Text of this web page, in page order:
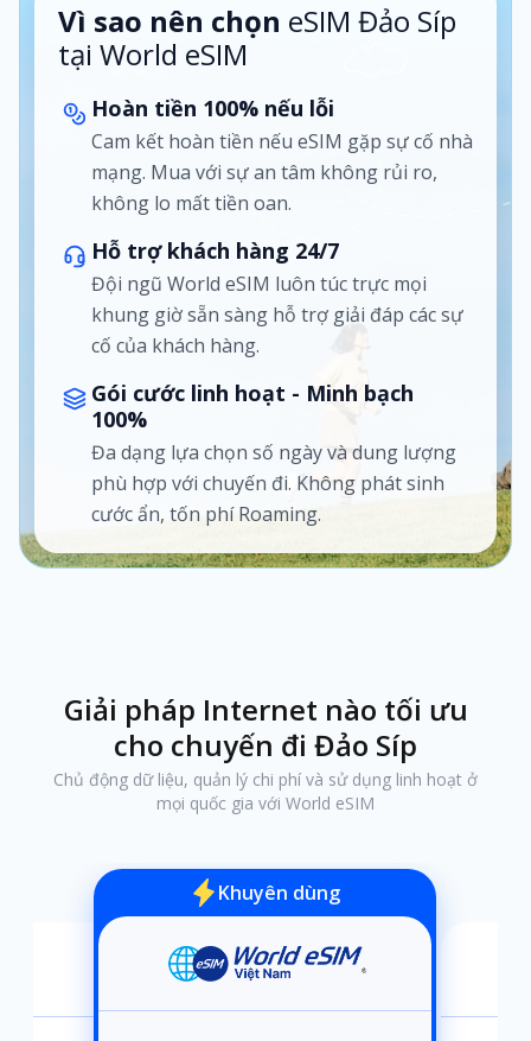
Vì sao nên chọn eSIM Đảo Síp
tại World eSIM
Hoàn tiền 100% nếu lỗi
Cam kết hoàn tiền nếu eSIM gặp sự cố nhà
mạng. Mua với sự an tâm không rủi ro,
không lo mất tiền oan.
Hỗ trợ khách hàng 24/7
Đội ngũ World eSIM luôn túc trực mọi
khung giờ sẵn sàng hỗ trợ giải đáp các sự
cố của khách hàng.
Gói cước linh hoạt - Minh bạch
100%
Đa dạng lựa chọn số ngày và dung lượng
phù hợp với chuyến đi. Không phát sinh
cước ẩn, tốn phí Roaming.
Giải pháp Internet nào tối ưu
cho chuyến đi Đảo Síp
Chủ động dữ liệu, quản lý chi phí và sử dụng linh hoạt ở
mọi quốc gia với World eSIM
Khuyên dùng